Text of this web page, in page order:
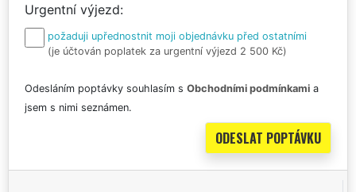
Urgentní výjezd
požaduji upřednostnit moji objednávku před ostatními
(je účtován poplatek za urgentní výjezd 2 500 Kč)
Odesláním poptávky souhlasím s Obchodními podmínkami a
jsem s nimi seznámen.